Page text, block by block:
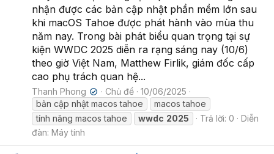
nhận được các bản cập nhật phần mềm lớn sau
khi macOS Tahoe được phát hành vào mùa thu
năm nay. Trong bài phát biểu quan trọng tại sự
kiện WWDC 2025 diễn ra rạng sáng nay (10/6)
theo giờ Việt Nam, Matthew Firlik, giám đốc cấp
cao phụ trách quan hệ...
Thanh Phong ✔ Chủ đề
10/06/2025
bản cập nhật macos tahoe
macos tahoe
tính năng macos tahoe
wwdc 2025 Trả lời: 0
Diễn
đàn: Máy tính